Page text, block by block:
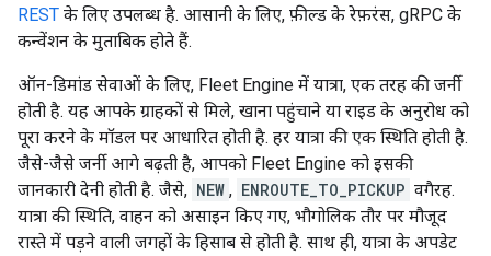
REST के लिए उपलब्ध है. आसानी के लिए, फ़ील्ड के रेफ़रंस, gRPC के
कन्वेंशन के मुताबिक होते हैं.
ऑन-डिमांड सेवाओं के लिए, Fleet Engine में यात्रा, एक तरह की जर्नी
होती है. यह आपके ग्राहकों से मिले, खाना पहुंचाने या राइड के अनुरोध को
पूरा करने के मॉडल पर आधारित होती है. हर यात्रा की एक स्थिति होती है.
जैसे-जैसे जर्नी आगे बढ़ती है, आपको Fleet Engine को इसकी
जानकारी देनी होती है. जैसे, NEW , ENROUTE_TO_PICKUP वगैरह.
यात्रा की स्थिति, वाहन को असाइन किए गए, भौगोलिक तौर पर मौजूद
रास्ते में पड़ने वाली जगहों के हिसाब से होती है. साथ ही, यात्रा के अपडेट